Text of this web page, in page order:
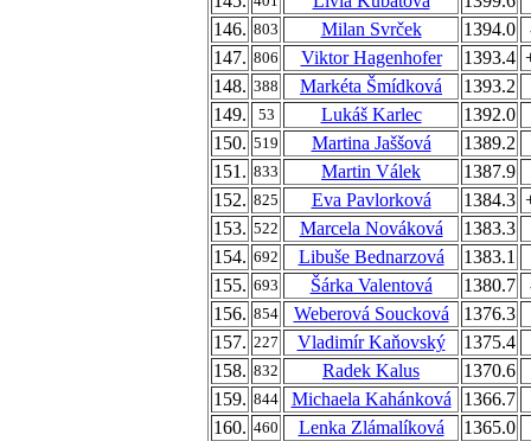
146. 803 Milan Svrček 1394.0
147. 806 Viktor Hagenhofer 1393.4
148. 388 Markéta Šmídková
1393.2
149.
53 Lukáš Karlec
1392.0
150. 519 Martina Jaššová
1389.2
151. 833 Martin Válek
1387.9
152. 825 Eva Pavlorková 1384.3
153. 522 Marcela Nováková
1383.3
154. 692 Libuše Bednarzová
1383.1
155. 693 Šárka Valentová 1380.7
156. 854 Weberová Soucková
1376.3
157. 227 Vladimír Kaňovský
1375.4
158. 832 Radek Kalus
1370.6
159. 844 Michaela Kahánková
1366.7
160. 460 Lenka Zlámalíková
1365.0